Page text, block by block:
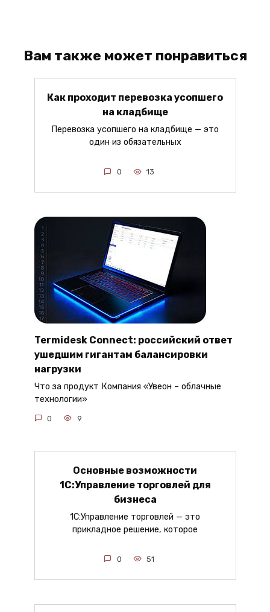
Вам также может понравиться
Как проходит перевозка усопшего
на кладбище
Перевозка усопшего на кладбище — это
один из обязательных
0 13
Termidesk Connect: российский ответ
ушедшим гигантам балансировки
нагрузки
Что за продукт Компания «Увеон – облачные
технологии»
0 9
Основные возможности
1С:Управление торговлей для
бизнеса
1С:Управление торговлей — это
прикладное решение, которое
0 51